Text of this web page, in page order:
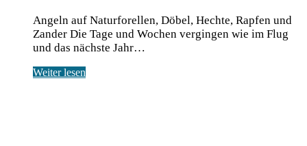
Angeln auf Naturforellen, Döbel, Hechte, Rapfen und
Zander Die Tage und Wochen ver­gin­gen wie im Flug
und das nächs­te Jahr…
Weiter lesen